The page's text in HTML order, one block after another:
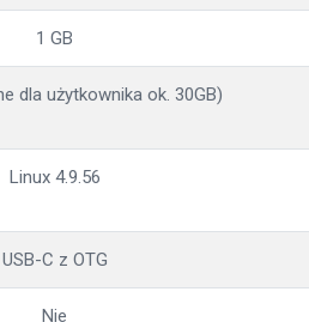
1 GB
dla użytkownika ok. 30GB)
Linux 4.9.56
USB-C z OTG
Nie